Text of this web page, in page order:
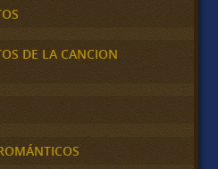
DE LA CANCION